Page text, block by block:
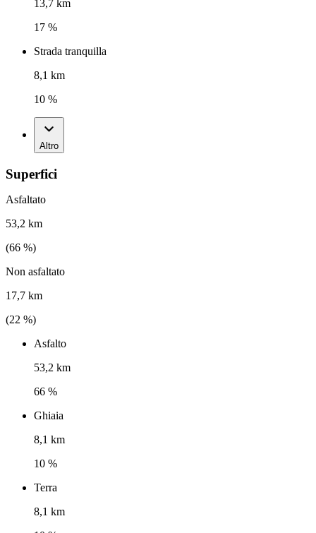
13,7 km
17 %
Strada tranquilla
8,1 km
10 %
Altro
Superfici
Asfaltato
53,2 km
(66 %)
Non asfaltato
17,7 km
(22 %)
Asfalto
53,2 km
66 %
Ghiaia
8,1 km
10 %
Terra
8,1 km